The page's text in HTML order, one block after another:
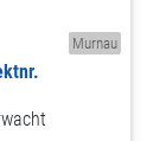
Murnau